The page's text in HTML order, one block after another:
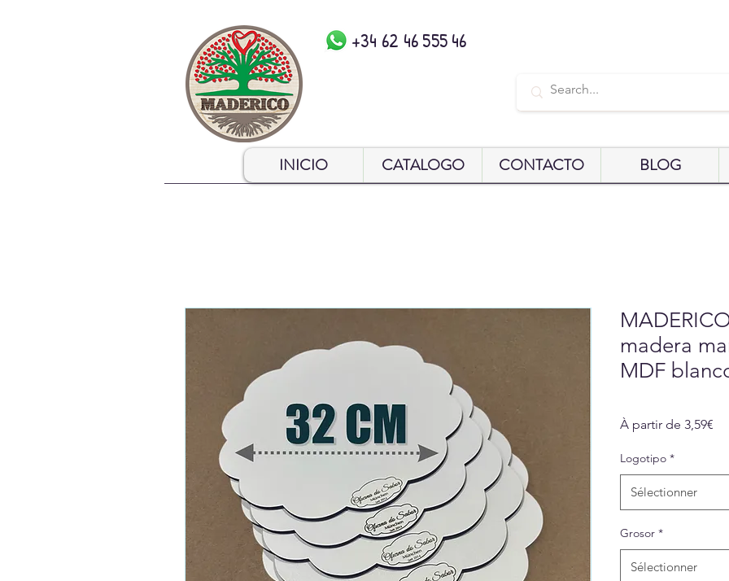
+34 62 46 555 46
INICIO CATALOGO CONTACTO BLOG
madera
MDF
À partir de 3,59€
Logotipo *
Sélectionner
Grosor *
Sélectionner